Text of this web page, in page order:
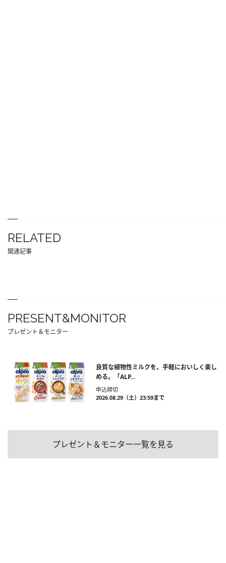
RELATED
関連記事
PRESENT&MONITOR
プレゼント＆モニター
良質な植物性ミルクを、手軽においしく楽し
める。「ALP...
申込締切
2026.08.29（土）23:59まで
プレゼント＆モニター一覧を見る